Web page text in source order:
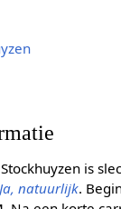
is
Ja, natuurlijk.